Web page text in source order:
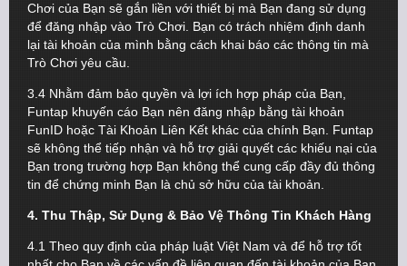
Chơi của Bạn sẽ gắn liền với thiết bị mà Bạn đang sử dụng
để đăng nhập vào Trò Chơi. Bạn có trách nhiệm định danh
lại tài khoản của mình bằng cách khai báo các thông tin mà
Trò Chơi yêu cầu.
3.4 Nhằm đảm bảo quyền và lợi ích hợp pháp của Bạn,
Funtap khuyến cáo Bạn nên đăng nhập bằng tài khoản
FunID hoặc Tài Khoản Liên Kết khác của chính Bạn. Funtap
sẽ không thể tiếp nhận và hỗ trợ giải quyết các khiếu nại của
Bạn trong trường hợp Bạn không thể cung cấp đầy đủ thông
tin để chứng minh Bạn là chủ sở hữu của tài khoản.
4. Thu Thập, Sử Dụng & Bảo Vệ Thông Tin Khách Hàng
4.1 Theo quy định của pháp luật Việt Nam và để hỗ trợ tốt